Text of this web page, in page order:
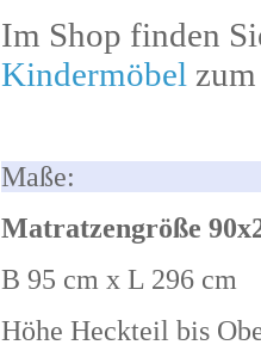
Im Shop finden
Kindermöbel
Matratzengröße
B 95 cm x L 296 cm
Höhe Heckteil bis